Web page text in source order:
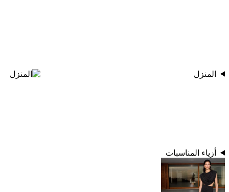
المنزل
أزياء المناسبات